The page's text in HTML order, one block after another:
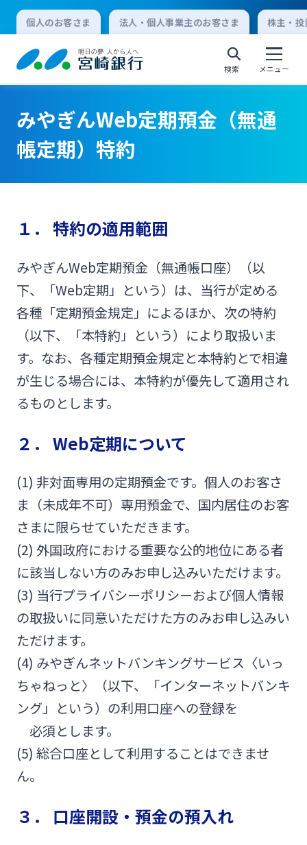
個人のお客さま 法人・個人事業主のお客さま 株主・
検索 メニュー
個人向けインターネットバンキング
ログオン
法人向けインターネットバンキング
ログオン
みやぎんMikatanoシリーズ
ログオン
English
個人のお客さま
法人・個人事業主のお客さま
株主・投資家の皆さま
宮崎銀行について
ニュースリリース一覧
採用情報
みやぎんWeb定期預金（無通
帳定期）特約
１． 特約の適用範囲
みやぎんWeb定期預金（無通帳口座）（以
下、「Web定期」という）は、当行が定める
各種「定期預金規定」によるほか、次の特約
（以下、「本特約」という）により取扱いま
す。なお、各種定期預金規定と本特約とで相違
が生じる場合には、本特約が優先して適用され
るものとします。
２． Web定期について
(1) 非対面専用の定期預金です。個人のお客さ
ま（未成年不可）専用預金で、国内居住のお客
さまに限らせていただきます。
(2) 外国政府における重要な公的地位にある者
に該当しない方のみお申し込みいただけます。
(3) 当行プライバシーポリシーおよび個人情報
の取扱いに同意いただけた方のみお申し込みい
ただけます。
(4) みやぎんネットバンキングサービス〈いっ
ちゃねっと〉（以下、「インターネットバンキ
ング」という）の利用口座への登録を
必須とします。
(5) 総合口座として利用することはできませ
ん。
３． 口座開設・預金の預入れ